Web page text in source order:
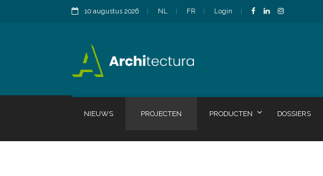
10 augustus 2026 NL FR Login
NIEUWS PROJECTEN PRODUCTEN DOSSIERS